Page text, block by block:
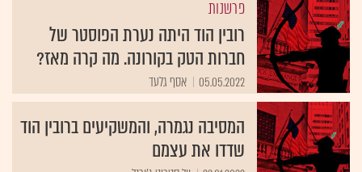
פרשנות
רובין הוד היתה נערת הפוסטר של
חברות הטק בקורונה. מה קרה מאז?
05.05.2022 אסף גלעד
המסיבה נגמרה, והמשקיעים ברובין הוד
שדדו את עצמם